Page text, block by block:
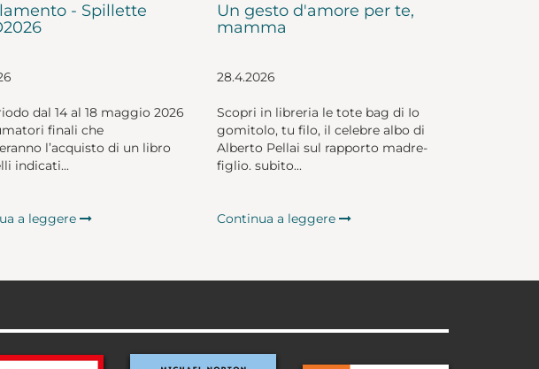
- Spillette
dal 14 al 18 maggio 2026
finali che
l’acquisto di un libro
indicati...
a leggere
Un gesto d'amore per te,
mamma
28.4.2026
Scopri in libreria le tote bag di Io
gomitolo, tu filo, il celebre albo di
Alberto Pellai sul rapporto madre-
figlio. subito...
Continua a leggere